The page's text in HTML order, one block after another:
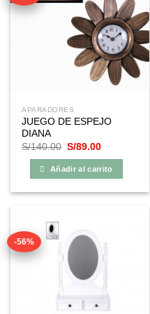
APARADORES
JUEGO DE ESPEJO
DIANA
S/140.00 El
original
era:
S/89.00El
actual
es:
Añadir al carrito
-56%